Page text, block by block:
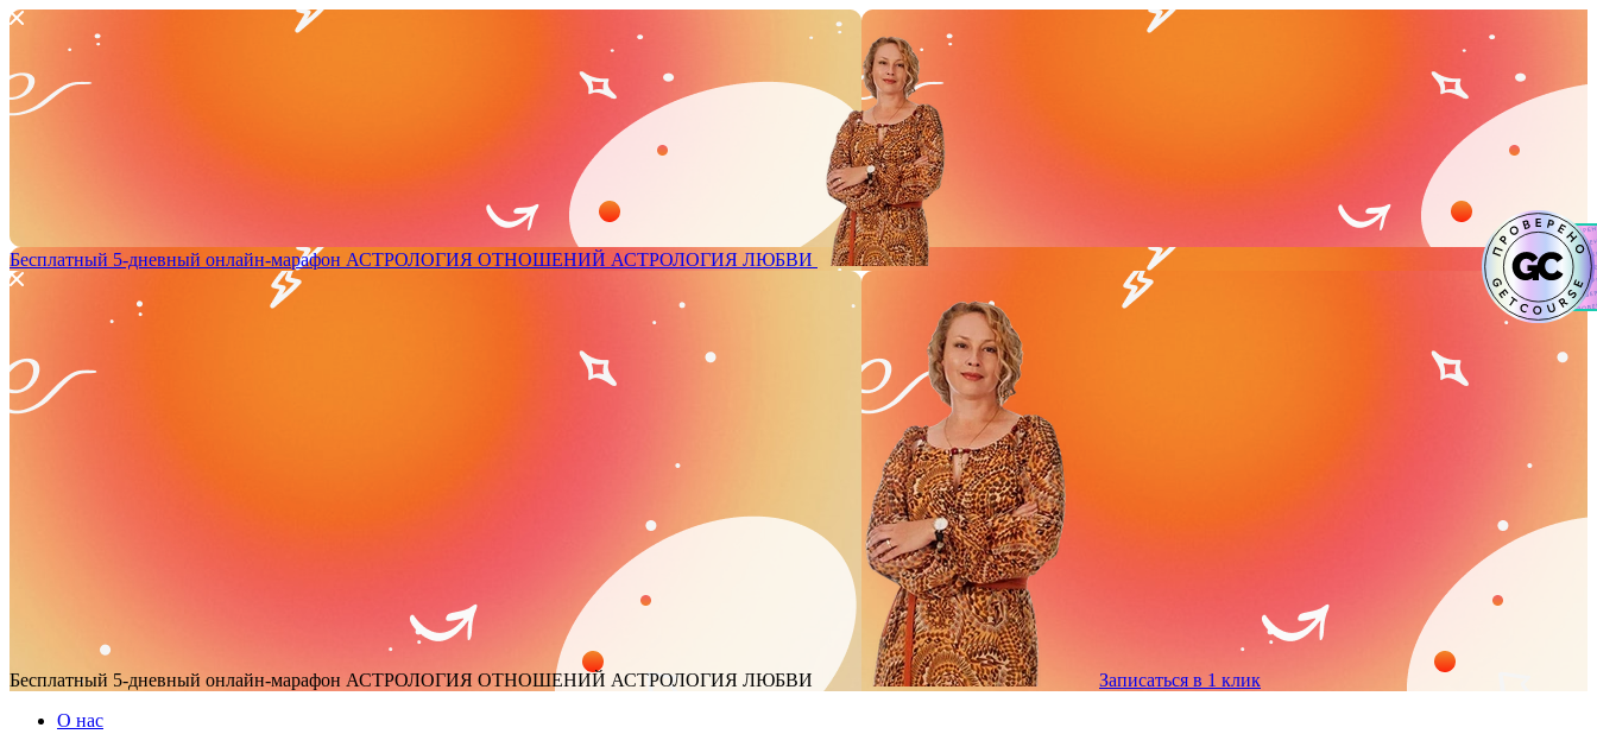
Бесплатный 5-дневный онлайн-марафон АСТРОЛОГИЯ ОТНОШЕНИЙ АСТРОЛОГИЯ ЛЮБВИ
Бесплатный 5-дневный онлайн-марафон АСТРОЛОГИЯ ОТНОШЕНИЙ АСТРОЛОГИЯ ЛЮБВИ
Записаться в 1 клик
О нас